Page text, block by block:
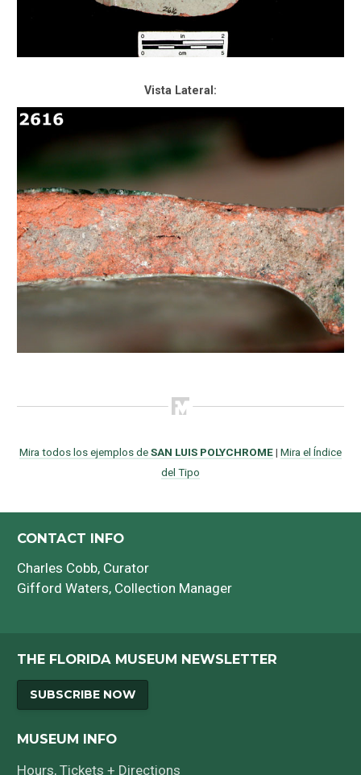
Vista Lateral:
Mira todos los ejemplos deSAN LUIS POLYCHROME| Mira el Índice
del Tipo
CONTACT INFO
Charles Cobb, Curator
Gifford Waters, Collection Manager
THE FLORIDA MUSEUM NEWSLETTER
SUBSCRIBE NOW
MUSEUM INFO
Hours, Tickets + Directions